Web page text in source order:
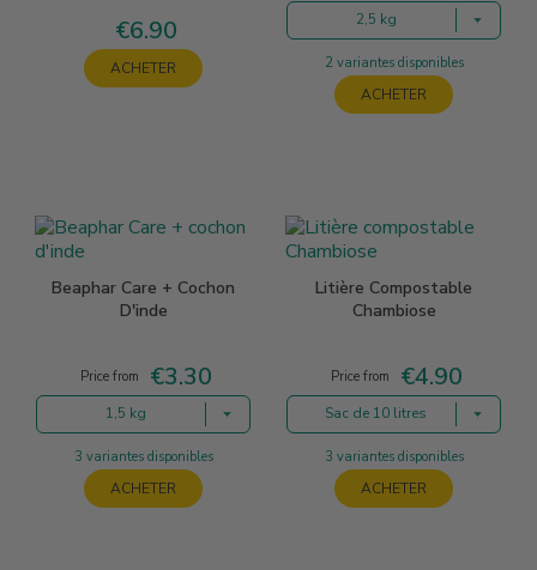
Price
€6.90
ACHETER
2,5 kg
2 variantes disponibles
ACHETER
Beaphar Care + Cochon
D'inde
Price from Price
€3.30
1,5 kg
3 variantes disponibles
ACHETER
Litière Compostable
Chambiose
Price from Price
€4.90
Sac de 10 litres
3 variantes disponibles
ACHETER